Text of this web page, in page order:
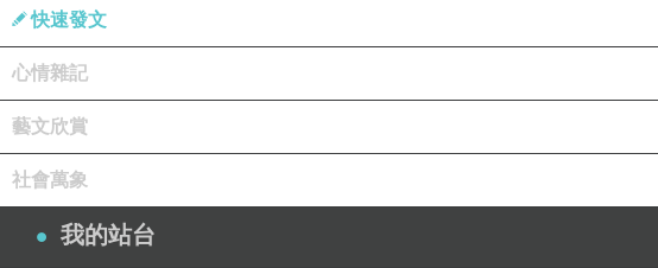
快速發文
心情雜記
藝文欣賞
社會萬象
我的站台